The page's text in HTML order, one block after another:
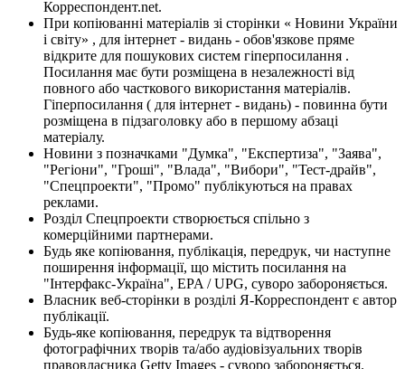
Корреспондент.net.
При копіюванні матеріалів зі сторінки « Новини України
і світу» , для інтернет - видань - обов'язкове пряме
відкрите для пошукових систем гіперпосилання .
Посилання має бути розміщена в незалежності від
повного або часткового використання матеріалів.
Гіперпосилання ( для інтернет - видань) - повинна бути
розміщена в підзаголовку або в першому абзаці
матеріалу.
Новини з позначками "Думка", "Експертиза", "Заява",
"Регіони", "Гроші", "Влада", "Вибори", "Тест-драйв",
"Спецпроекти", "Промо" публікуються на правах
реклами.
Розділ Спецпроекти створюється спільно з
комерційними партнерами.
Будь яке копіювання, публікація, передрук, чи наступне
поширення інформації, що містить посилання на
"Інтерфакс-Україна", EPA / UPG, суворо забороняється.
Власник веб-сторінки в розділі Я-Корреспондент є автор
публікації.
Будь-яке копіювання, передрук та відтворення
фотографічних творів та/або аудіовізуальних творів
правовласника Getty Images - суворо забороняється.